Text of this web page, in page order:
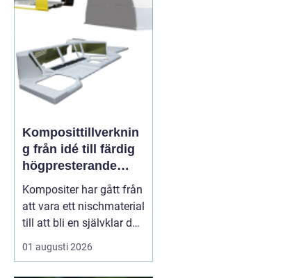
möjligheter att utforska.
Komposittillverknin
g från idé till färdig
högpresterande
produkt
Kompositer har gått från
att vara ett nischmaterial
till att bli en självklar del
i allt från vindkraftverk
och tåg till
01 augusti 2026